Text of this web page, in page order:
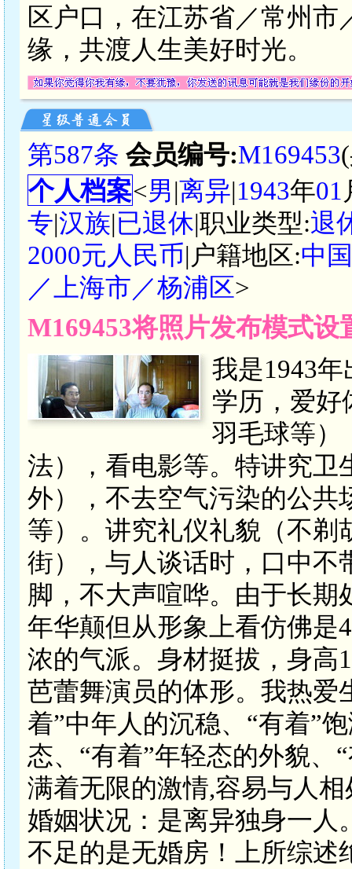
区户口，在江苏省／常州
缘，共渡人生美好时光。
第587条 会员编号:M169453
个人档案<男|离异|1943年01
专|汉族|已退休|职业类型:退
2000元人民币|户籍地区:中
／上海市／杨浦区>
M169453将照片发布模式
我是1943
学历，爱好
羽毛球等）
法），看电影等。特讲究卫
外），不去空气污染的公共
等）。讲究礼仪礼貌（不剃
街），与人谈话时，口中不
脚，不大声喧哗。由于长
年华颠但从形象上看仿佛是
浓的气派。身材挺拔，身高
芭蕾舞演员的体形。我热爱
着”中年人的沉稳、“有着”
态、“有着”年轻态的外貌、
满着无限的激情,容易与人
婚姻状况：是离异独身一人
不足的是无婚房！上所综述